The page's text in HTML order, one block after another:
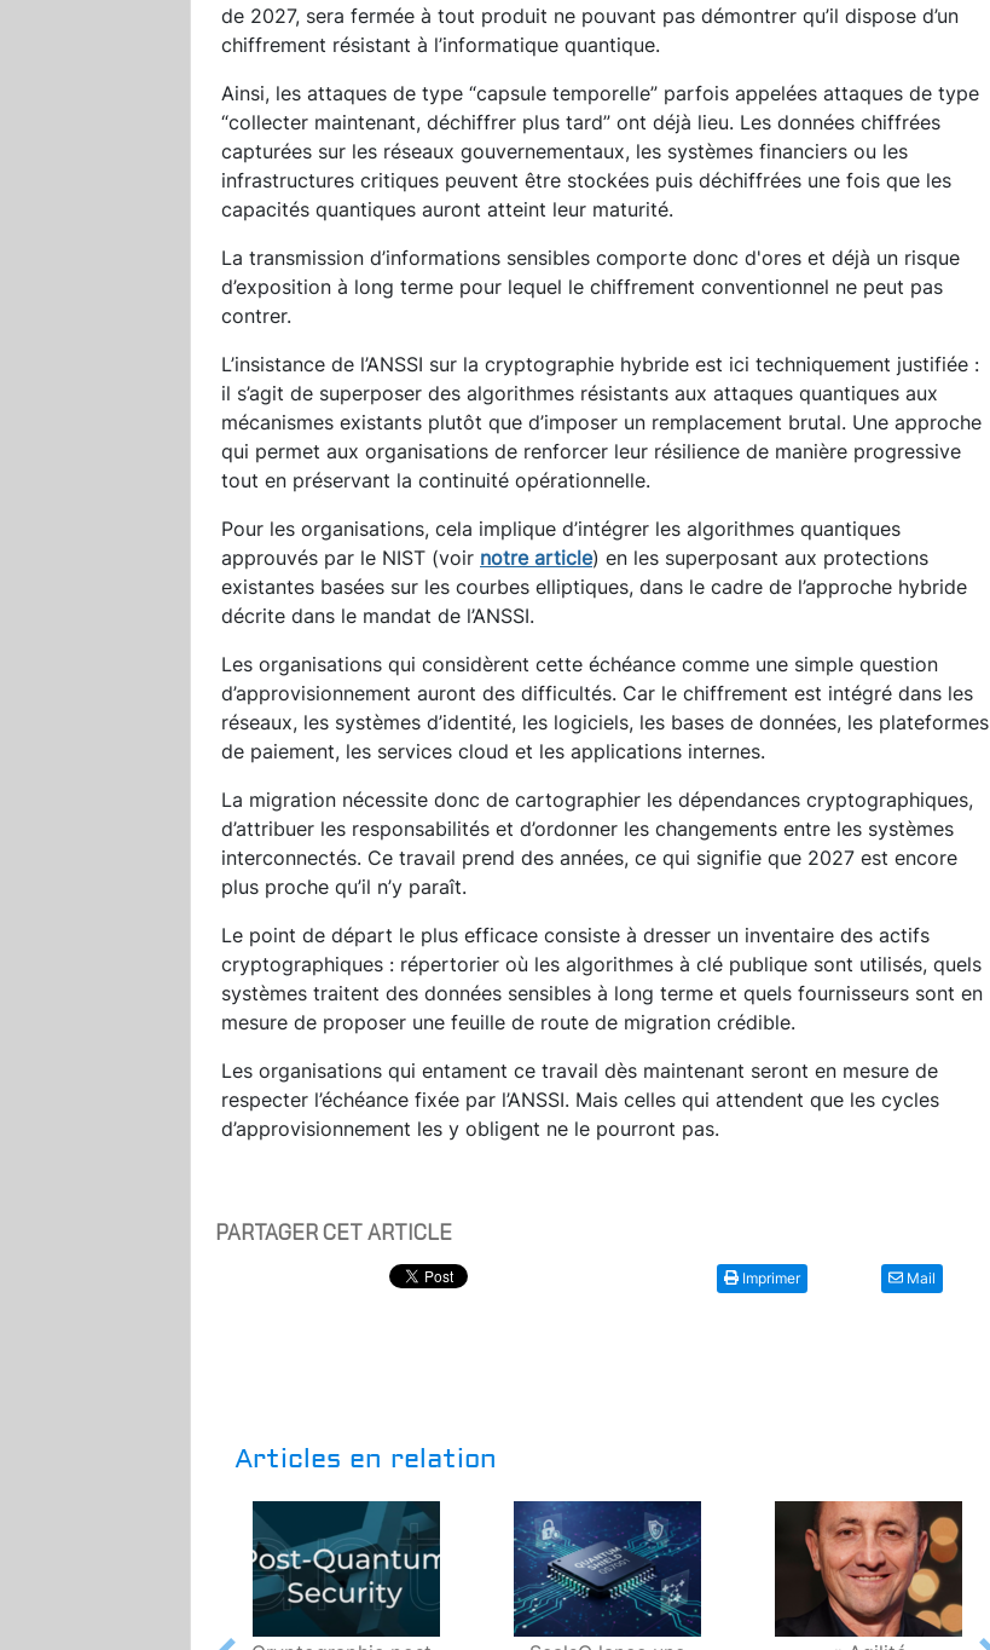
de 2027, sera fermée à tout produit ne pouvant pas démontrer qu’il dispose d’un
chiffrement résistant à l’informatique quantique.
Ainsi, les attaques de type “capsule temporelle” parfois appelées attaques de type
“collecter maintenant, déchiffrer plus tard” ont déjà lieu. Les données chiffrées
capturées sur les réseaux gouvernementaux, les systèmes financiers ou les
infrastructures critiques peuvent être stockées puis déchiffrées une fois que les
capacités quantiques auront atteint leur maturité.
La transmission d’informations sensibles comporte donc d'ores et déjà un risque
d’exposition à long terme pour lequel le chiffrement conventionnel ne peut pas
contrer.
L’insistance de l’ANSSI sur la cryptographie hybride est ici techniquement justifiée :
il s’agit de superposer des algorithmes résistants aux attaques quantiques aux
mécanismes existants plutôt que d’imposer un remplacement brutal. Une approche
qui permet aux organisations de renforcer leur résilience de manière progressive
tout en préservant la continuité opérationnelle.
Pour les organisations, cela implique d’intégrer les algorithmes quantiques
approuvés par le NIST (voir notre article) en les superposant aux protections
existantes basées sur les courbes elliptiques, dans le cadre de l’approche hybride
décrite dans le mandat de l’ANSSI.
Les organisations qui considèrent cette échéance comme une simple question
d’approvisionnement auront des difficultés. Car le chiffrement est intégré dans les
réseaux, les systèmes d’identité, les logiciels, les bases de données, les plateformes
de paiement, les services cloud et les applications internes.
La migration nécessite donc de cartographier les dépendances cryptographiques,
d’attribuer les responsabilités et d’ordonner les changements entre les systèmes
interconnectés. Ce travail prend des années, ce qui signifie que 2027 est encore
plus proche qu’il n’y paraît.
Le point de départ le plus efficace consiste à dresser un inventaire des actifs
cryptographiques : répertorier où les algorithmes à clé publique sont utilisés, quels
systèmes traitent des données sensibles à long terme et quels fournisseurs sont en
mesure de proposer une feuille de route de migration crédible.
Les organisations qui entament ce travail dès maintenant seront en mesure de
respecter l’échéance fixée par l’ANSSI. Mais celles qui attendent que les cycles
d’approvisionnement les y obligent ne le pourront pas.
PARTAGER CET ARTICLE
Imprimer Mail
Articles en relation